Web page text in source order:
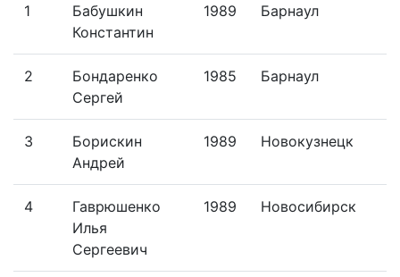
1
Бабушкин
Константин
1989 Барнаул
2
Бондаренко
Сергей
1985 Барнаул
3
Борискин
Андрей
1989 Новокузнецк
4
Гаврюшенко
Илья
Сергеевич
1989 Новосибирск